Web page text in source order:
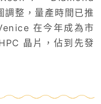
整，量產時間已推
在今年成為市
晶片，佔到先發